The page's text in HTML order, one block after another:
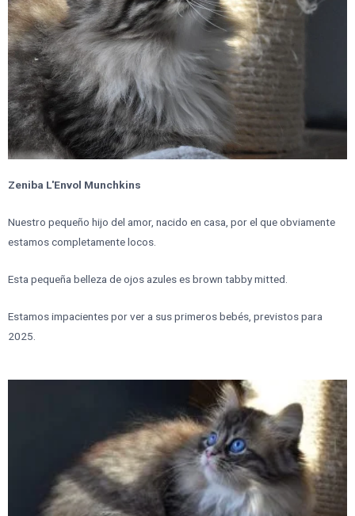
Zeniba L'Envol Munchkins
Nuestro pequeño hijo del amor, nacido en casa, por el que obviamente
estamos completamente locos.
Esta pequeña belleza de ojos azules es brown tabby mitted.
Estamos impacientes por ver a sus primeros bebés, previstos para
2025.